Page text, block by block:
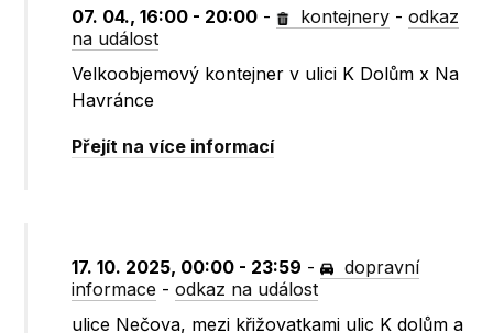
07. 04., 16:00 - 20:00 - kontejnery -odkaz
na událost
Velkoobjemový kontejner v ulici K Dolům x Na
Havránce
Přejít na více informací
17. 10. 2025, 00:00 - 23:59 -
dopravní
informace -odkaz na událost
ulice Nečova, mezi křižovatkami ulic K dolům a